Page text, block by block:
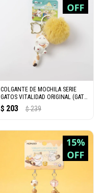
COLGANTE DE MOCHILA SERIE
GATOS VITALIDAD ORIGINAL (GATO
CAREY)
$ 203 $ 239